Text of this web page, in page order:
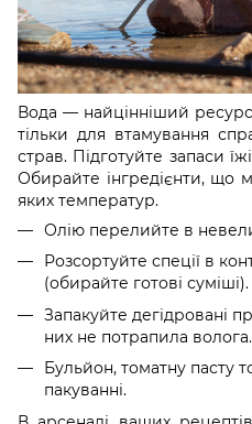
Вода — найцінніший
тільки для втамування
страв. Підготуйте запаси
Обирайте інгредієнти, що
яких температур.
Олію перелийте в
Розсортуйте спеції в
(обирайте готові суміші).
Запакуйте дегідровані
них не потрапила волога.
Бульйон, томатну пасту
пакуванні.